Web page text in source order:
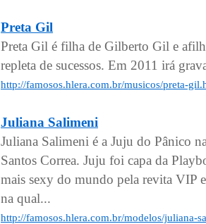
Preta Gil
Preta Gil é filha de Gilberto Gil e
repleta de sucessos. Em 2011 irá
http://famosos.hlera.com.br/musicos/preta-
Juliana Salimeni
Juliana Salimeni é a Juju do Pânico
Santos Correa. Juju foi capa da
mais sexy do mundo pela revita VIP
na qual...
http://famosos.hlera.com.br/modelos/juliana-